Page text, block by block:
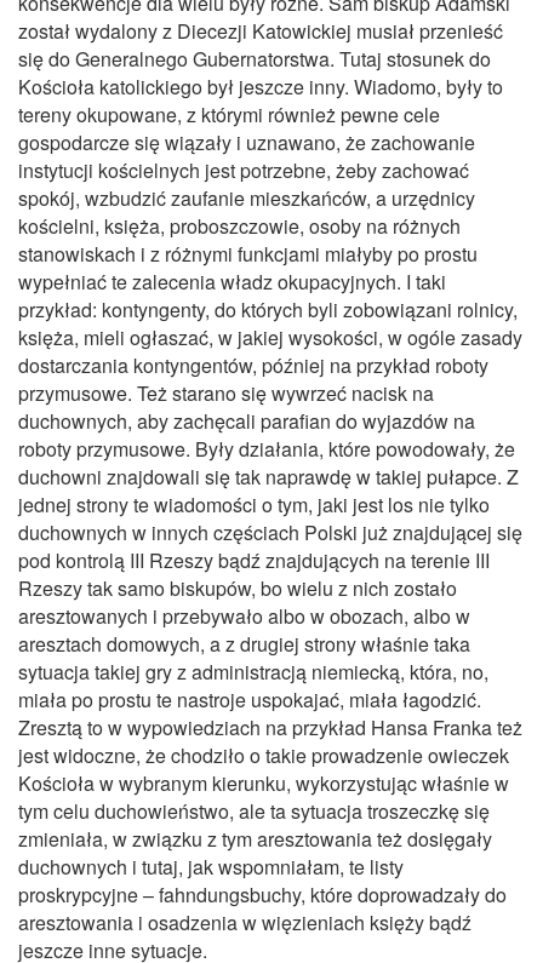
został wydalony z Diecezji Katowickiej musiał przenieść
się do Generalnego Gubernatorstwa. Tutaj stosunek do
Kościoła katolickiego był jeszcze inny. Wiadomo, były to
tereny okupowane, z którymi również pewne cele
gospodarcze się wiązały i uznawano, że zachowanie
instytucji kościelnych jest potrzebne, żeby zachować
spokój, wzbudzić zaufanie mieszkańców, a urzędnicy
kościelni, księża, proboszczowie, osoby na różnych
stanowiskach i z różnymi funkcjami miałyby po prostu
wypełniać te zalecenia władz okupacyjnych. I taki
przykład: kontyngenty, do których byli zobowiązani rolnicy,
księża, mieli ogłaszać, w jakiej wysokości, w ogóle zasady
dostarczania kontyngentów, później na przykład roboty
przymusowe. Też starano się wywrzeć nacisk na
duchownych, aby zachęcali parafian do wyjazdów na
roboty przymusowe. Były działania, które powodowały, że
duchowni znajdowali się tak naprawdę w takiej pułapce. Z
jednej strony te wiadomości o tym, jaki jest los nie tylko
duchownych w innych częściach Polski już znajdującej się
pod kontrolą III Rzeszy bądź znajdujących na terenie III
Rzeszy tak samo biskupów, bo wielu z nich zostało
aresztowanych i przebywało albo w obozach, albo w
aresztach domowych, a z drugiej strony właśnie taka
sytuacja takiej gry z administracją niemiecką, która, no,
miała po prostu te nastroje uspokajać, miała łagodzić.
Zresztą to w wypowiedziach na przykład Hansa Franka też
jest widoczne, że chodziło o takie prowadzenie owieczek
Kościoła w wybranym kierunku, wykorzystując właśnie w
tym celu duchowieństwo, ale ta sytuacja troszeczkę się
zmieniała, w związku z tym aresztowania też dosięgały
duchownych i tutaj, jak wspomniałam, te listy
proskrypcyjne – fahndungsbuchy, które doprowadzały do
aresztowania i osadzenia w więzieniach księży bądź
jeszcze inne sytuacje.